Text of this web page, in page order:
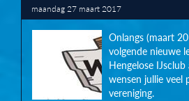
maandag 27 maart 2017
Onlangs (maart
volgende nieuwe
Hengelose
wensen jullie veel
vereniging.